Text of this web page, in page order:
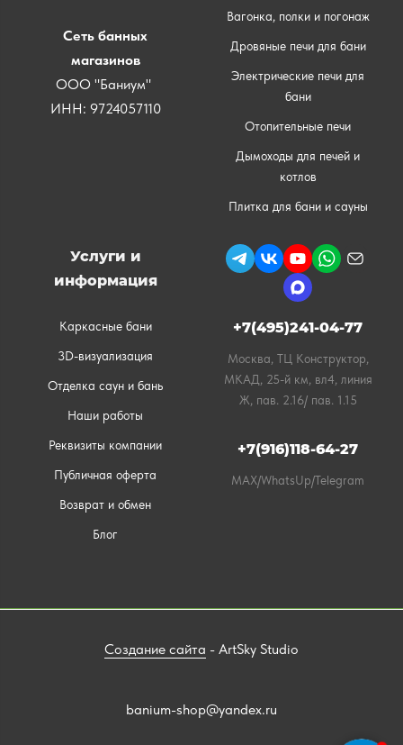
Сеть банных
магазинов
ООО "Баниум"
ИНН: 9724057110
Вагонка, полки и погонаж
Дровяные печи для бани
Электрические печи для
бани
Отопительные печи
Дымоходы для печей и
котлов
Плитка для бани и сауны
Услуги и
информация
Каркасные бани
3D-визуализация
Отделка саун и бань
Наши работы
Реквизиты компании
Публичная оферта
Возврат и обмен
Блог
+7(495)241-04-77
Москва, ТЦ Конструктор,
МКАД, 25-й км, вл4, линия
Ж, пав. 2.16/ пав. 1.15
+7(916)118-64-27
MAX/WhatsUp/Telegram
Создание сайта - ArtSky Studio
banium-shop@yandex.ru